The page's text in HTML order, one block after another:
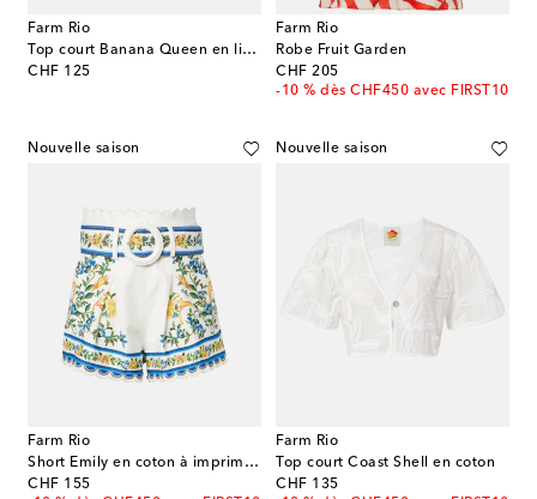
Farm Rio
Top court Banana Queen en lin mélangé
CHF 125
original price
Farm Rio
Robe Fruit Garden
CHF 205
original price
-10 % dès CHF450 avec FIRST10
Nouvelle saison
Farm Rio
Short Emily en coton à imprimé floral
CHF 155
original price
Nouvelle saison
Farm Rio
Top court Coast Shell en coton
CHF 135
original price